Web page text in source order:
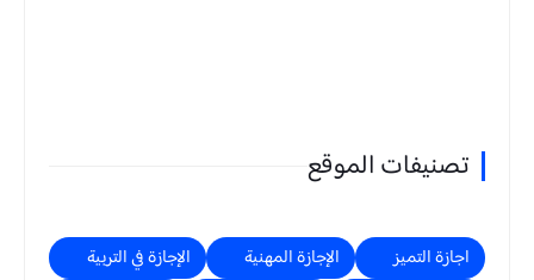
تصنيفات الموقع
اجازة التميز الإجازة المهنية
الإجازة في التربية